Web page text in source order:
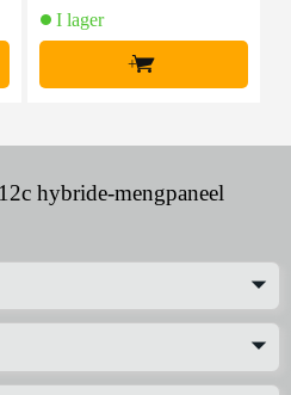
I lager
+
hybride-mengpaneel